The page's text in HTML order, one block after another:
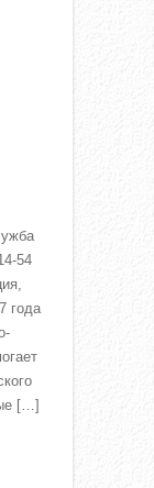
54
года
[…]